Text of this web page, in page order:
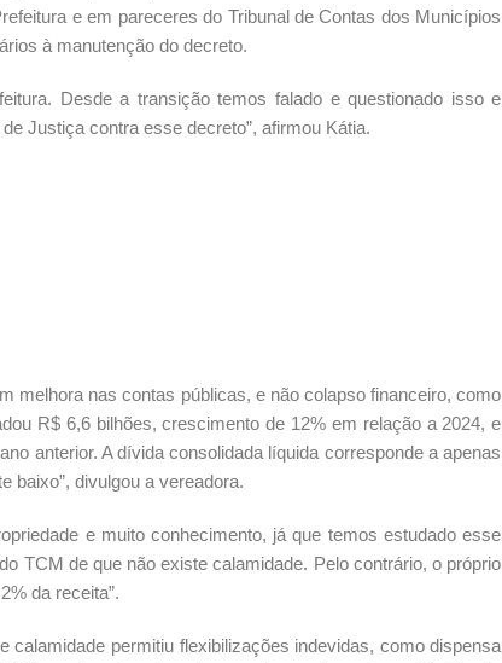
e em pareceres do Tribunal de Contas dos Municípios
à manutenção do decreto.
Desde a transição temos falado e questionado isso e
Justiça contra esse decreto”, afirmou Kátia.
melhora nas contas públicas, e não colapso financeiro, como
R$ 6,6 bilhões, crescimento de 12% em relação a 2024, e
anterior. A dívida consolidada líquida corresponde a apenas
baixo”, divulgou a vereadora.
e muito conhecimento, já que temos estudado esse
TCM de que não existe calamidade. Pelo contrário, o próprio
da receita”.
permitiu flexibilizações indevidas, como dispensa